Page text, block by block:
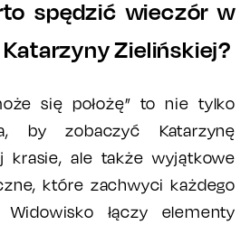
spędzić wieczór w
Zielińskiej?
się położę” to nie tylko
by zobaczyć Katarzynę
krasie, ale także wyjątkowe
które zachwyci każdego
Widowisko łączy elementy